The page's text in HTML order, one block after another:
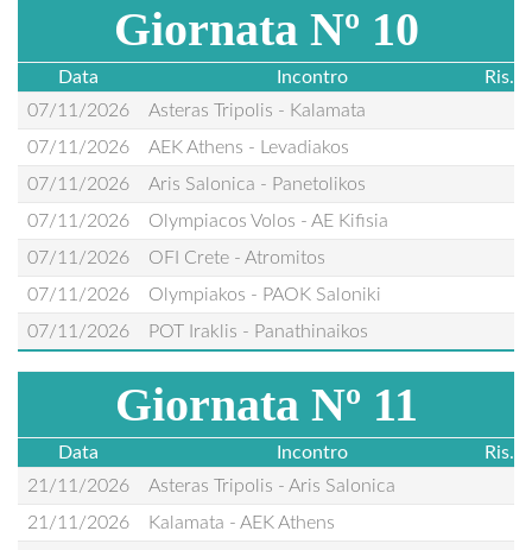
Giornata Nº 10
Data Incontro
Ris.
07/11/2026
Asteras Tripolis - Kalamata
07/11/2026
AEK Athens - Levadiakos
07/11/2026
Aris Salonica - Panetolikos
07/11/2026
Olympiacos Volos - AE Kifisia
07/11/2026
OFI Crete - Atromitos
07/11/2026
Olympiakos - PAOK Saloniki
07/11/2026
POT Iraklis - Panathinaikos
Giornata Nº 11
Data Incontro
Ris.
21/11/2026
Asteras Tripolis - Aris Salonica
21/11/2026
Kalamata - AEK Athens